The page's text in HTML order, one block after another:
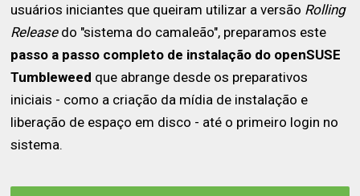
usuários iniciantes que queiram utilizar a versão Rolling
Releasedo "sistema do camaleão", preparamos este
passo a passo completo de instalação do openSUSE
Tumbleweed que abrange desde os preparativos
iniciais - como a criação da mídia de instalação e
liberação de espaço em disco - até o primeiro login no
sistema.